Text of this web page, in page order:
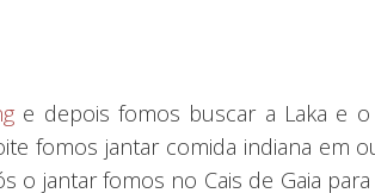
e depois fomos buscar a Laka e o
fomos jantar comida indiana em
o jantar fomos no Cais de Gaia